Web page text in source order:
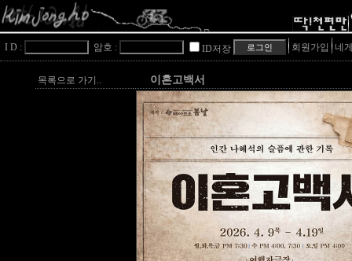
I D : 암호 : ID저장 회원가입 네
목록으로 가기.. 이혼고백서